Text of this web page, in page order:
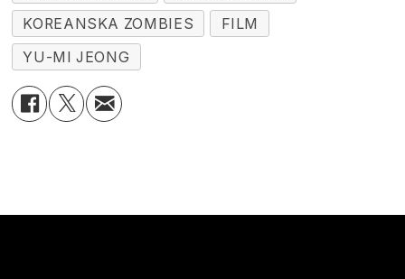
KOREANSKA ZOMBIES
FILM
YU-MI JEONG